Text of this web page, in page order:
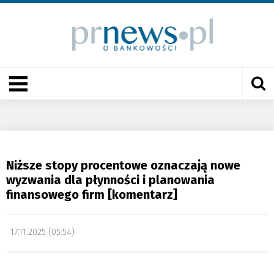
Niższe stopy procentowe oznaczają nowe
wyzwania dla płynności i planowania
finansowego firm [komentarz]
17.11.2025 (05:54)